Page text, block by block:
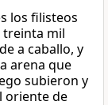
los filisteos
treinta mil
a caballo, y
arena que
subieron y
oriente de